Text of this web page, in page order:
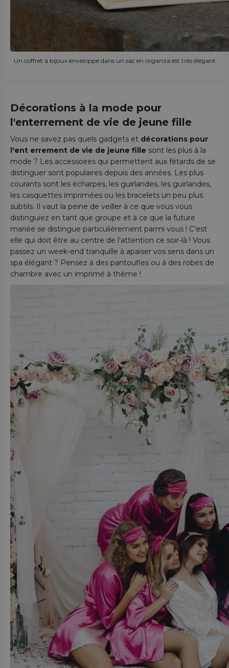
Un coffret à bijoux enveloppé dans un sac en organza est très élégant
Décorations à la mode pour
l'enterrement de vie de jeune fille
Vous ne savez pas quels gadgets et décorations pour
l'ent errement de vie de jeune fille sont les plus à la
mode ? Les accessoires qui permettent aux fêtards de se
distinguer sont populaires depuis des années. Les plus
courants sont les écharpes, les guirlandes, les guirlandes,
les casquettes imprimées ou les bracelets un peu plus
subtils. Il vaut la peine de veiller à ce que vous vous
distinguiez en tant que groupe et à ce que la future
mariée se distingue particulièrement parmi vous ! C'est
elle qui doit être au centre de l'attention ce soir-là ! Vous
passez un week-end tranquille à apaiser vos sens dans un
spa élégant ? Pensez à des pantoufles ou à des robes de
chambre avec un imprimé à thème !